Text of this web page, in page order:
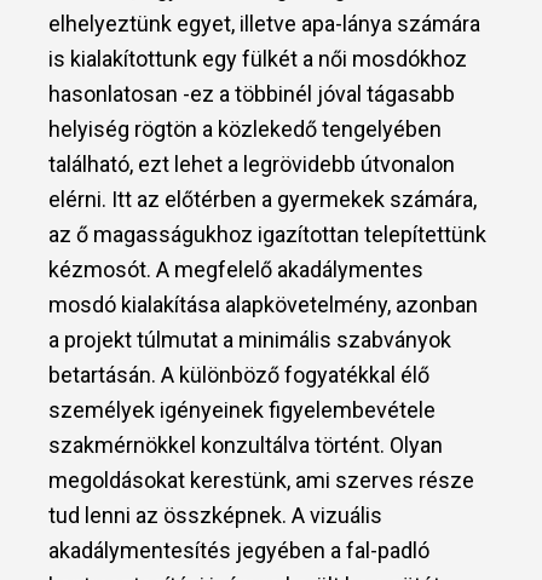
elhelyeztünk egyet, illetve apa-lánya számára
is kialakítottunk egy fülkét a női mosdókhoz
hasonlatosan -ez a többinél jóval tágasabb
helyiség rögtön a közlekedő tengelyében
található, ezt lehet a legrövidebb útvonalon
elérni. Itt az előtérben a gyermekek számára,
az ő magasságukhoz igazítottan telepítettünk
kézmosót. A megfelelő akadálymentes
mosdó kialakítása alapkövetelmény, azonban
a projekt túlmutat a minimális szabványok
betartásán. A különböző fogyatékkal élő
személyek igényeinek figyelembevétele
szakmérnökkel konzultálva történt. Olyan
megoldásokat kerestünk, ami szerves része
tud lenni az összképnek. A vizuális
akadálymentesítés jegyében a fal-padló